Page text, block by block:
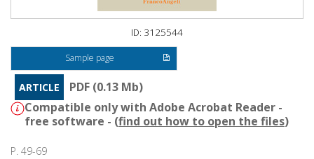
ID: 3125544
Sample page
ARTICLE
PDF (0.13 Mb)
Compatible only with Adobe Acrobat Reader -
free software - (find out how to open the files)
P. 49-69